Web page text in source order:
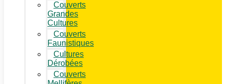
Couverts
Grandes
Cultures
Couverts
Faunistiques
Cultures
Dérobées
Couverts